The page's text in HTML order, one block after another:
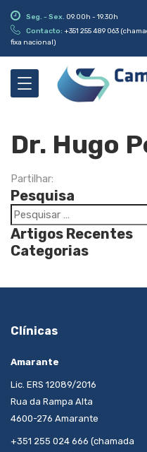
Seg. - Sex. 09.00h - 19.30h
Contacto: +351 255 489 063
fixa nacional)
Dr. Hugo
Partilhar:
Pesquisa
Artigos Recentes
Categorias
Clínicas
Amarante
Lic. ERS 12089/2016
Rua da Rampa Alta
4600-276 Amarante
+351 255 024 666 (chamada